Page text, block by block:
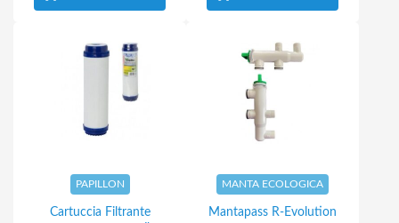
PAPILLON
Cartuccia Filtrante
MANTA ECOLOGICA
Mantapass R-Evolution